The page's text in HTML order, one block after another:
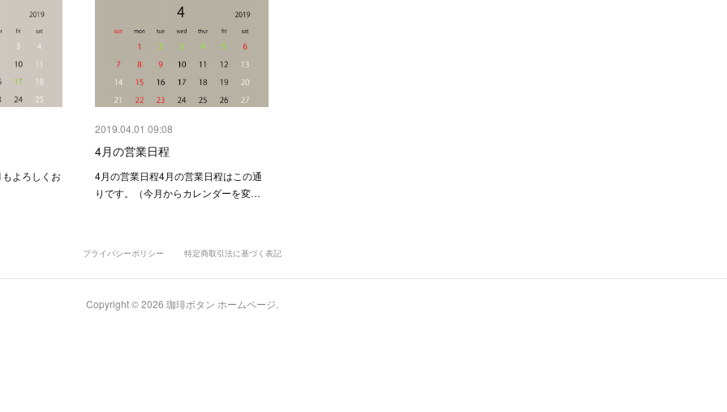
よろしくお
2019.04.01 09:08
4月の営業日程
4月の営業日程4月の営業日程はこの通
りです。（今月からカレンダーを変…
プライバシーポリシー 特定商取引法に基づく表記
Copyright ©2026 珈琲ボタン ホームページ.